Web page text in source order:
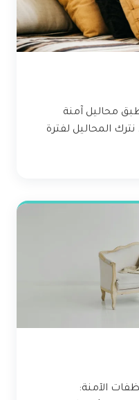
محاليل آمنة
المحاليل لفترة
الآمنة: